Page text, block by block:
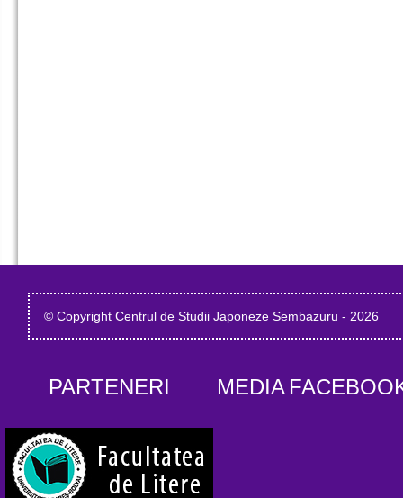
© Copyright Centrul de Studii Japoneze Sembazuru - 2026
PARTENERI MEDIA